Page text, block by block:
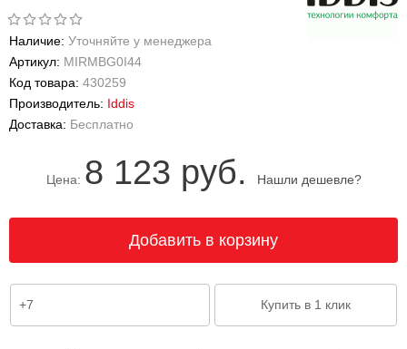
Наличие: Уточняйте у менеджера
Артикул: MIRMBG0I44
Код товара: 430259
Производитель: Iddis
Доставка: Бесплатно
Цена: 8 123 руб. Нашли дешевле?